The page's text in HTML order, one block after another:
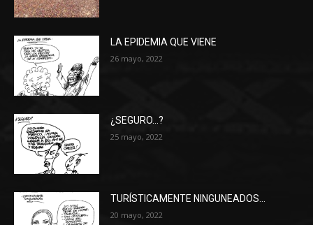
LA EPIDEMIA QUE VIENE
26 mayo, 2022
¿SEGURO…?
25 mayo, 2022
TURÍSTICAMENTE NINGUNEADOS…
20 mayo, 2022